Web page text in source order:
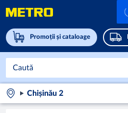
Promoții și cataloage
Chișinău 2